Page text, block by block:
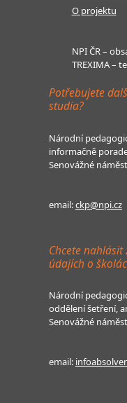
O projektu
NPI ČR –
TREXIMA –
Potřebujete
studia?
Národní
informačně
Senovážné
email:ckp@npi.cz
Chcete nahlásit
údajích o
Národní
oddělení šetření,
Senovážné
email: